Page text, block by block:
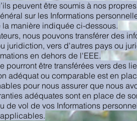
peuvent être soumis à nos
sur les Informations
manière indiquée ci-dessous.
nous pouvons transférer des
juridiction, vers d'autres pays ou
en dehors de l'EEE.
pourront être transférées vers des
adéquat ou comparable est en
pour nous assurer que nous
adéquates sont en place de
vol de vos Informations